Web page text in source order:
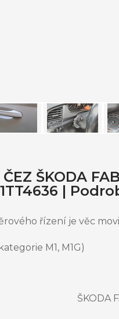
ČEZ ŠKODA
|
řízení je věc
M1, M1G)
ŠKODA